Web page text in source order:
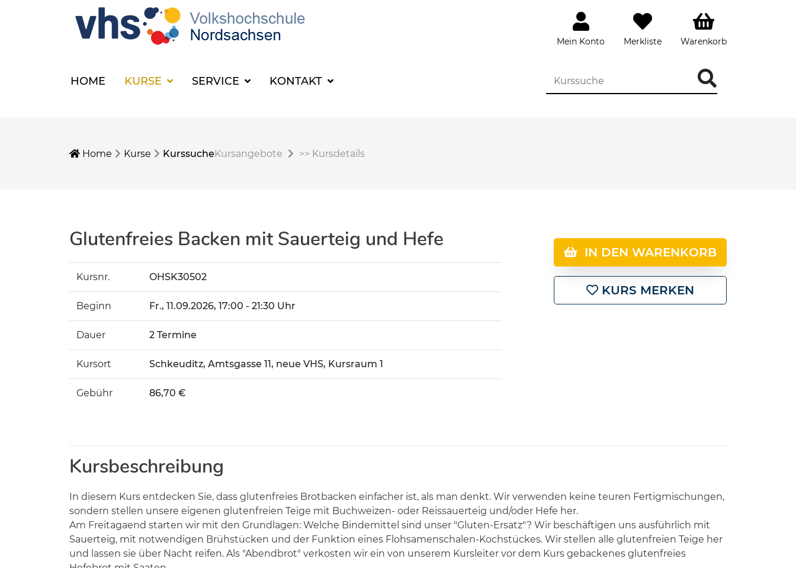
Mein Konto Merkliste Warenkorb
HOME KURSE SERVICE KONTAKT
Home Kurse KurssucheKursangebote >> Kursdetails
Glutenfreies Backen mit Sauerteig und Hefe
Kursnr. OHSK30502
Beginn Fr., 11.09.2026, 17:00 - 21:30 Uhr
Dauer 2 Termine
Kursort Schkeuditz, Amtsgasse 11, neue VHS, Kursraum 1
Gebühr 86,70 €
IN DEN WARENKORB
KURS MERKEN
Kursbeschreibung
In diesem Kurs entdecken Sie, dass glutenfreies Brotbacken einfacher ist, als man denkt. Wir verwenden keine teuren Fertigmischungen,
sondern stellen unsere eigenen glutenfreien Teige mit Buchweizen- oder Reissauerteig und/oder Hefe her.
Am Freitagaend starten wir mit den Grundlagen: Welche Bindemittel sind unser "Gluten-Ersatz"? Wir beschäftigen uns ausführlich mit
Sauerteig, mit notwendigen Brühstücken und der Funktion eines Flohsamenschalen-Kochstückes. Wir stellen alle glutenfreien Teige her
und lassen sie über Nacht reifen. Als "Abendbrot" verkosten wir ein von unserem Kursleiter vor dem Kurs gebackenes glutenfreies